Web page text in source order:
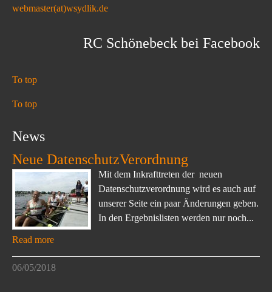
webmaster(at)wsydlik.de
RC Schönebeck bei Facebook
To top
To top
News
Neue DatenschutzVerordnung
Mit dem Inkrafttreten der neuen
Datenschutzverordnung wird es auch auf
unserer Seite ein paar Änderungen geben.
In den Ergebnislisten werden nur noch...
Read more
06/05/2018